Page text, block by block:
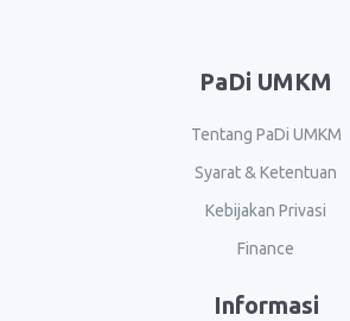
PaDi UMKM
Tentang PaDi UMKM
Syarat & Ketentuan
Kebijakan Privasi
Finance
Informasi